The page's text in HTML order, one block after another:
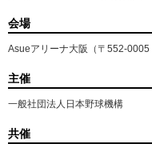
会場
Asueアリーナ大阪（〒552-0005
主催
一般社団法人日本野球機構
共催